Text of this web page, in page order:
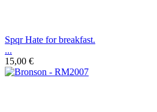
Spqr Hate for breakfast.
...
15,00 €